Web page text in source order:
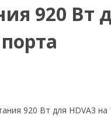
920 Вт
920 Вт для HDVA3